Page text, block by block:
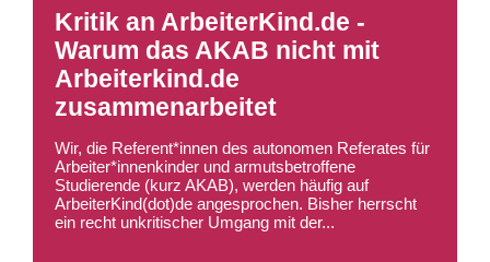
Kritik an ArbeiterKind.de -
Warum das AKAB nicht mit
Arbeiterkind.de
zusammenarbeitet
Wir, die Referent*innen des autonomen Referates für
Arbeiter*innenkinder und armutsbetroffene
Studierende (kurz AKAB), werden häufig auf
ArbeiterKind(dot)de angesprochen. Bisher herrscht
ein recht unkritischer Umgang mit der...